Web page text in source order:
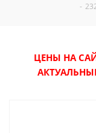
-
ЦЕНЫ НА